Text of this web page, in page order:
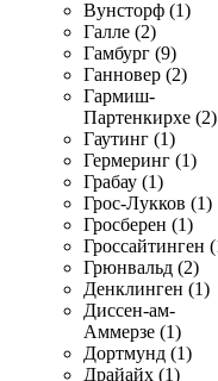
Вунсторф (1)
Галле (2)
Гамбург (9)
Ганновер (2)
Гармиш-
Партенкирхе (2)
Гаутинг (1)
Гермеринг (1)
Грабау (1)
Грос-Лукков (1)
Гросберен (1)
Гроссайтинген
Грюнвальд (2)
Денклинген (1)
Диссен-ам-
Аммерзе (1)
Дортмунд (1)
Драйайх (1)